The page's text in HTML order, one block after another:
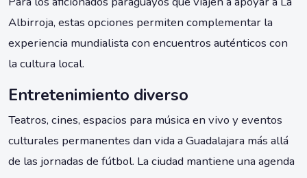
Albirroja, estas opciones permiten complementar la
experiencia mundialista con encuentros auténticos con
la cultura local.
Entretenimiento diverso
Teatros, cines, espacios para música en vivo y eventos
culturales permanentes dan vida a Guadalajara más allá
de las jornadas de fútbol. La ciudad mantiene una agenda